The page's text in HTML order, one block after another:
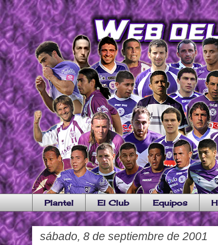
Plantel El Club Equipos
sábado, 8 de septiembre de 2001